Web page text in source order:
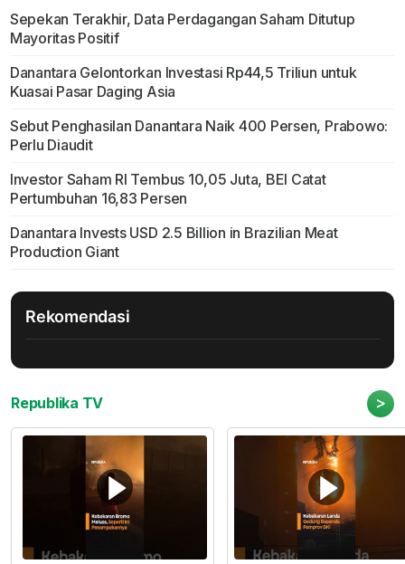
Sepekan Terakhir, Data Perdagangan Saham Ditutup
Mayoritas Positif
Danantara Gelontorkan Investasi Rp44,5 Triliun untuk
Kuasai Pasar Daging Asia
Sebut Penghasilan Danantara Naik 400 Persen, Prabowo:
Perlu Diaudit
Investor Saham RI Tembus 10,05 Juta, BEI Catat
Pertumbuhan 16,83 Persen
Danantara Invests USD 2.5 Billion in Brazilian Meat
Production Giant
Rekomendasi
Republika TV >